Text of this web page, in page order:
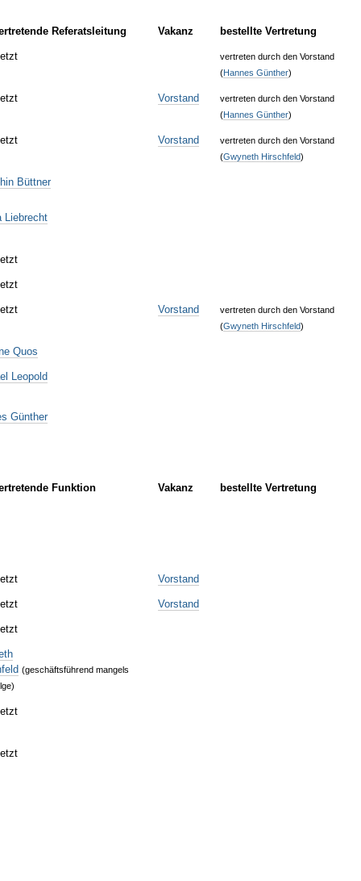
Referatsleitung Vakanz bestellte Vertretung
vertreten durch den Vorstand
(Hannes Günther)
Vorstand
vertreten durch den Vorstand
(Hannes Günther)
Vorstand
vertreten durch den Vorstand
(Gwyneth Hirschfeld)
Büttner
Liebrecht
Vorstand
vertreten durch den Vorstand
(Gwyneth Hirschfeld)
Quos
Leopold
Günther
Funktion Vakanz bestellte Vertretung
Vorstand
Vorstand
(geschäftsführend mangels